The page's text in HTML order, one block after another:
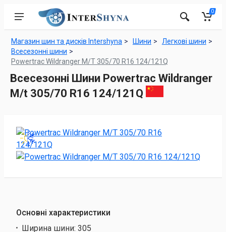
0
Магазин шин та дисків Intershyna Шини
Легкові шини
Всесезонні шини
Powertrac Wildranger M/T 305/70 R16 124/121Q
Всесезонні Шини Powertrac Wildranger
M/t 305/70 R16 124/121Q
Основні характеристики
Ширина шини: 305